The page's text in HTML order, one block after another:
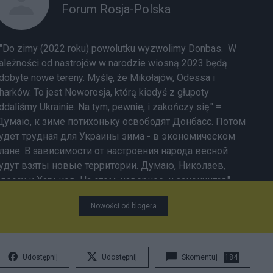
Forum Rosja-Polska
zimy (2022 roku) powolutku wyzwolimy Donbas. W
od nastrojów w narodzie wiosną 2023 będą
nowe tereny. Myślę, że Mikołajów, Odessa i
To jest Noworosja, którą kiedyś z głupoty
Ukrainie. Na tym, pewnie, i zakończy się." =
к зиме потихоньку освободят Донбасс. Потом
трудная для Украины зима - в экономическом
В зависимости от настроения народа весной
взяты новые территории. Думаю, Николаев,
и Харьков. На этом, наверное, и закончится."
23.08.2022 "Империализм - зло и глупость. Он
интересам народа России. (...) "На Украине
были Киев и западные области страны, но
поддержала (молчаливо) и большая часть юго-
Nowości od blogera
Udostępnij Udostępnij Skomentuj 184